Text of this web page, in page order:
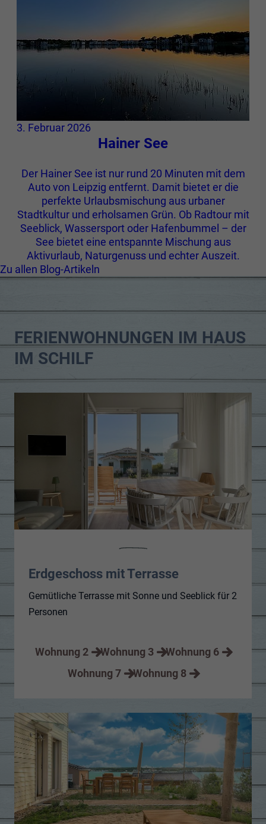
3. Februar 2026
Hainer See
Der Hainer See ist nur rund 20 Minuten mit dem
Auto von Leipzig entfernt. Damit bietet er die
perfekte Urlaubsmischung aus urbaner
Stadtkultur und erholsamen Grün. Ob Radtour mit
Seeblick, Wassersport oder Hafenbummel – der
See bietet eine entspannte Mischung aus
Aktivurlaub, Naturgenuss und echter Auszeit.
Zu allen Blog-Artikeln
FERIENWOHNUNGEN IM HAUS
IM SCHILF
Erdgeschoss mit Terrasse
Gemütliche Terrasse mit Sonne und Seeblick für 2
Personen
Wohnung 2 Wohnung 3
Wohnung 6
Wohnung 7
Wohnung 8